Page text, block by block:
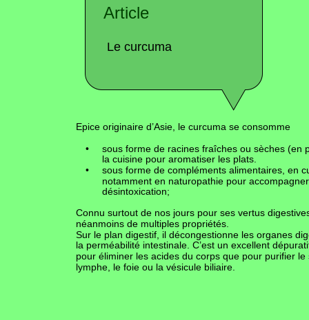
Article
Epice originaire d’Asie, le curcuma se consomme
•
sous forme de racines fraîches ou sèches (en
la cuisine pour aromatiser les plats.
•
sous forme de compléments alimentaires, en
notamment en naturopathie pour
désintoxication;
Connu surtout de nos jours pour ses vertus
néanmoins de multiples propriétés.
Sur le plan digestif, il décongestionne les organes
la perméabilité intestinale. C’est un excellent
pour éliminer les acides du corps que pour purifier
lymphe, le foie ou la vésicule biliaire.
Le curcuma